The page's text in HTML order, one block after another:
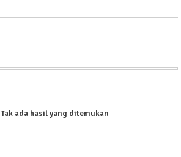
Tak ada hasil yang ditemukan